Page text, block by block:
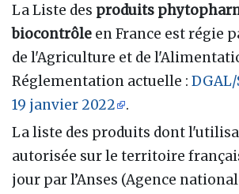
La Liste des produits
biocontrôle en France est régie
de l'Agriculture et de
Réglementation actuelle : DGAL/
19 janvier 2022
.
La liste des produits dont
autorisée sur le territoire
jour par l’Anses (Agence